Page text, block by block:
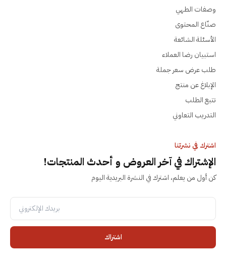
وصفات الطهي
صنّاع المحتوى
الأسئلة الشائعة
استبيان رضا العملاء
طلب عرض سعر جملة
الإبلاغ عن منتج
تتبع الطلب
التدريب التعاوني
اشترك في نشرتنا
الإشتراك في آخر العروض و أحدث المنتجات!
كن أول من يعلم، اشترك في النشرة البريدية اليوم
اشتراك